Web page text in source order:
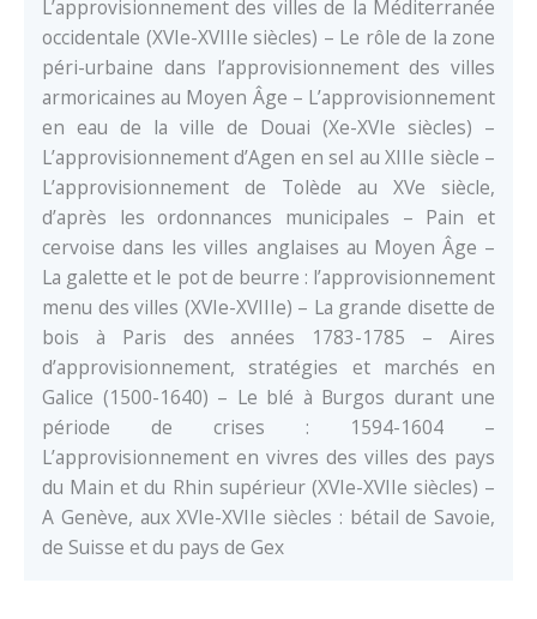
L’approvisionnement des villes de la Méditerranée
occidentale (XVIe-XVIIIe siècles) – Le rôle de la zone
péri-urbaine dans l’approvisionnement des villes
armoricaines au Moyen Âge – L’approvisionnement
en eau de la ville de Douai (Xe-XVIe siècles) –
L’approvisionnement d’Agen en sel au XIIIe siècle –
L’approvisionnement de Tolède au XVe siècle,
d’après les ordonnances municipales – Pain et
cervoise dans les villes anglaises au Moyen Âge –
La galette et le pot de beurre : l’approvisionnement
menu des villes (XVIe-XVIIIe) – La grande disette de
bois à Paris des années 1783-1785 – Aires
d’approvisionnement, stratégies et marchés en
Galice (1500-1640) – Le blé à Burgos durant une
période de crises : 1594-1604 –
L’approvisionnement en vivres des villes des pays
du Main et du Rhin supérieur (XVIe-XVIIe siècles) –
A Genève, aux XVIe-XVIIe siècles : bétail de Savoie,
de Suisse et du pays de Gex